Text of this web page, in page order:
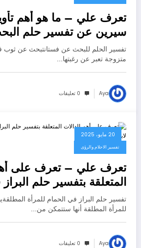
تعرف علي – ما هو أهم
سيرين عن تفسير حلم
لابن سيرين؟ – بالتفصيل
تفسير الحلم للبحث عن فستانتبحث عن ثوب
متزوجة تعبر عن رغبتها…
Aya 0 تعليقات
20 مايو، 2025
تفسير الاحلام والرؤى
تعرف علي – تعرف على
المتعلقة بتفسير حلم
للمطلقه لابن سيرين –
تفسير حلم البراز في الحمام للمرأة
للمرأة المطلقة أنها ستتمكن من…
Aya 0 تعليقات